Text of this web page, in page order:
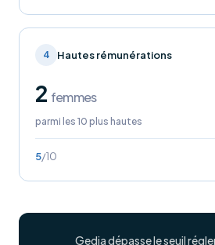
4 Hautes rémunérations
2 femmes
parmi les 10 plus hautes
5/10
Gedia dépasse le seuil